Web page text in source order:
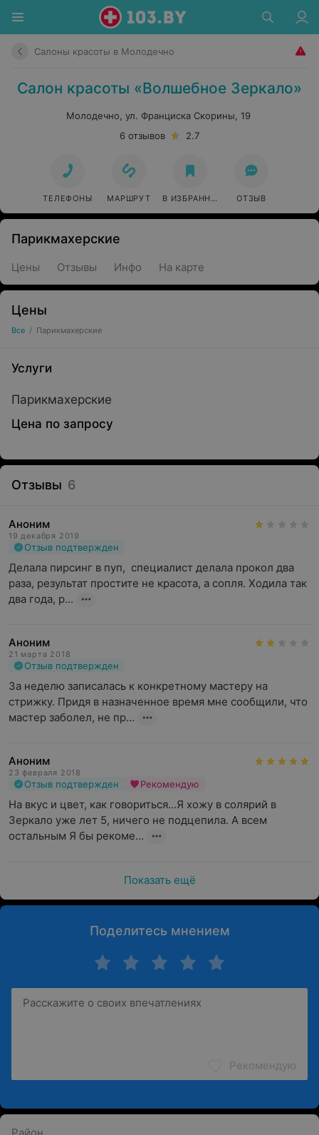
Салоны красоты в Молодечно
Салон красоты «Волшебное Зеркало»
Молодечно, ул. Франциска Скорины, 19
6 отзывов
2.7
ТЕЛЕФОНЫ МАРШРУТ В ИЗБРАННОЕ ОТЗЫВ
Парикмахерские
Цены Отзывы Инфо На карте
Цены
Все / Парикмахерские
Услуги
Парикмахерские
Цена по запросу
Отзывы 6
Аноним
19 декабря 2019
Отзыв подтвержден
Делала пирсинг в пуп,  специалист делала прокол два
раза, результат простите не красота, а сопля. Ходила так
два года, р...
Аноним
21 марта 2018
Отзыв подтвержден
За неделю записалась к конкретному мастеру на
стрижку. Придя в назначенное время мне сообщили, что
мастер заболел, не пр...
Аноним
23 февраля 2018
Отзыв подтвержден Рекомендую
На вкус и цвет, как говориться...Я хожу в солярий в
Зеркало уже лет 5, ничего не подцепила. А всем
остальным Я бы рекоме...
Показать ещё
Поделитесь мнением
Рекомендую